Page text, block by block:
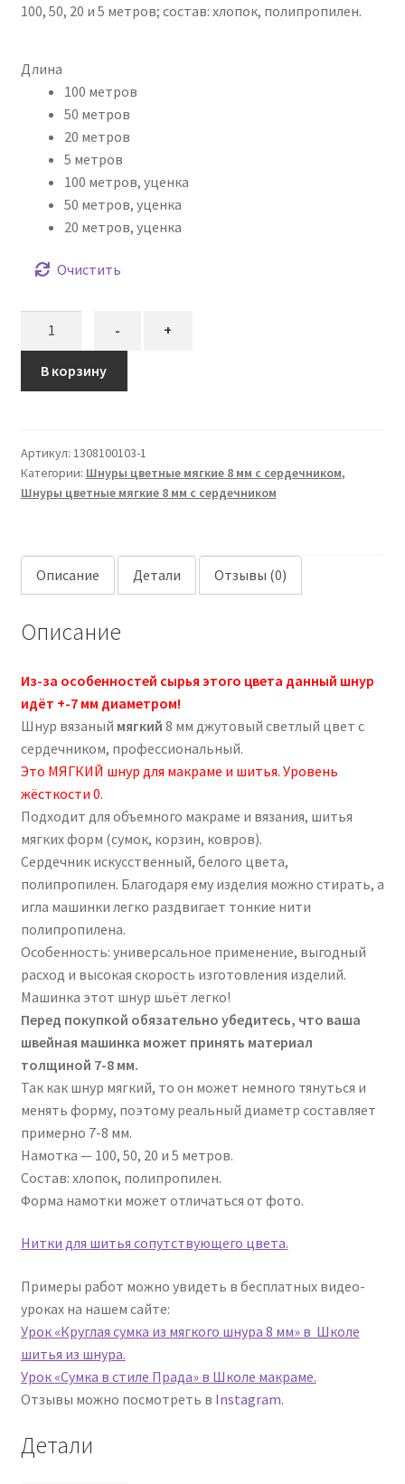
100, 50, 20 и 5 метров; состав: хлопок, полипропилен.
Длина
100 метров
50 метров
20 метров
5 метров
100 метров, уценка
50 метров, уценка
20 метров, уценка
Очистить
Шнур
вязаный
мм
джутовый
светлый
сердечником
- +
В корзину
Артикул: 1308100103-1
Категории: Шнуры цветные мягкие 8 мм с сердечником,
Шнуры цветные мягкие 8 мм с сердечником
Описание Детали Отзывы (0)
Описание
Из-за особенностей сырья этого цвета данный шнур
идёт +-7 мм диаметром!
Шнур вязаный мягкий 8 мм джутовый светлый цвет с
сердечником, профессиональный.
Это МЯГКИЙ шнур для макраме и шитья. Уровень
жёсткости 0.
Подходит для объемного макраме и вязания, шитья
мягких форм (сумок, корзин, ковров).
Сердечник искусственный, белого цвета,
полипропилен. Благодаря ему изделия можно стирать, а
игла машинки легко раздвигает тонкие нити
полипропилена.
Особенность: универсальное применение, выгодный
расход и высокая скорость изготовления изделий.
Машинка этот шнур шьёт легко!
Перед покупкой обязательно убедитесь, что ваша
швейная машинка может принять материал
толщиной 7-8 мм.
Так как шнур мягкий, то он может немного тянуться и
менять форму, поэтому реальный диаметр составляет
примерно 7-8 мм.
Намотка — 100, 50, 20 и 5 метров.
Состав: хлопок, полипропилен.
Форма намотки может отличаться от фото.
Нитки для шитья сопутствующего цвета.
Примеры работ можно увидеть в бесплатных видео-
уроках на нашем сайте:
Урок «Круглая сумка из мягкого шнура 8 мм» в Школе
шитья из шнура.
Урок «Сумка в стиле Прада» в Школе макраме.
Отзывы можно посмотреть в Instagram.
Детали